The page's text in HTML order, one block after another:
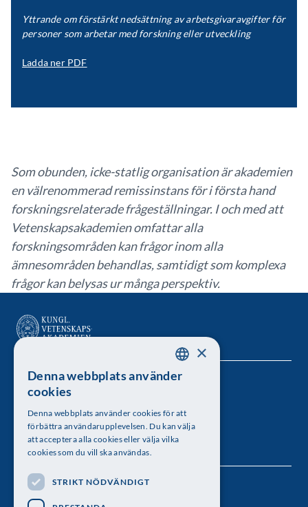
Yttrande om förstärkt nedsättning av arbetsgivaravgifter för
personer som arbetar med forskning eller utveckling
Ladda ner PDF
Som obunden, icke-statlig organisation är akademien
en välrenommerad remissinstans för i första hand
forskningsrelaterade frågeställningar. I och med att
Vetenskapsakademien omfattar alla
forskningsområden kan frågor inom alla
ämnesområden behandlas, samtidigt som komplexa
frågor kan belysas ur många perspektiv.
Kungl. Vetenskapsakademien
Besöksadress: Lilla Frescativägen 4A
Telefon: 08-673 95 00
Följ oss
SWEDISH
×
Denna webbplats använder
cookies
Denna webbplats använder cookies för att
förbättra användarupplevelsen. Du kan välja
att acceptera alla cookies eller välja vilka
cookies som du vill ska användas.
STRIKT NÖDVÄNDIGT